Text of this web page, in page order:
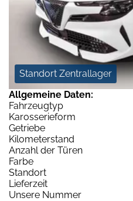
Standort Zentrallager
Allgemeine Daten:
Fahrzeugtyp
Karosserieform
Getriebe
Kilometerstand
Anzahl der Türen
Farbe
Standort
Lieferzeit
Unsere Nummer